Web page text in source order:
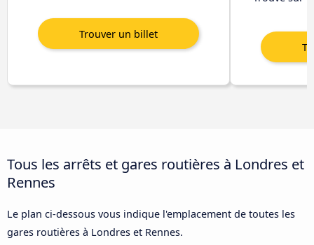
Tous les arrêts et gares routières à Londres et
Rennes
Le plan ci-dessous vous indique l'emplacement de toutes les
gares routières à Londres et Rennes.